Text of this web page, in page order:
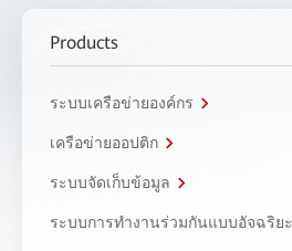
Products
ระบบเครือข่ายองค์กร
เครือข่ายออปติก
ระบบจัดเก็บข้อมูล
ระบบการทำงานร่วมกันแบบอัจฉริยะ